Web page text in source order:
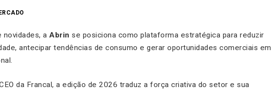
novidades, a Abrin se posiciona como plataforma estratégica para reduzir
antecipar tendências de consumo e gerar oportunidades comerciais em
da Francal, a edição de 2026 traduz a força criativa do setor e sua